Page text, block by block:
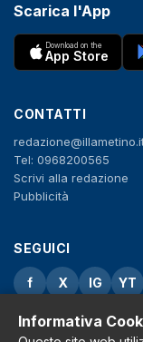
Informativa
Scarica l'App
Download on the
App Store
CONTATTI
Tel: 0968200565
Scrivi alla redazione
Pubblicità
SEGUICI
f X IG YT
Privacy Policy